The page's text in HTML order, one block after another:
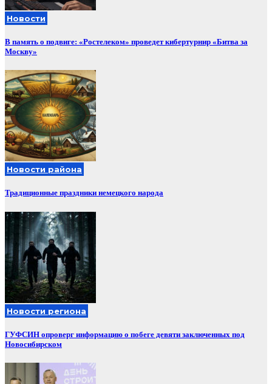
Новости
В память о подвиге: «Ростелеком» проведет кибертурнир «Битва за
Москву»
Новости района
Традиционные праздники немецкого народа
Новости региона
ГУФСИН опроверг информацию о побеге девяти заключенных под
Новосибирском